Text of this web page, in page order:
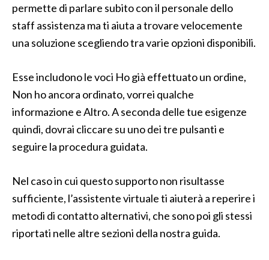
permette di parlare subito con il personale dello
staff assistenza ma ti aiuta a trovare velocemente
una soluzione scegliendo tra varie opzioni disponibili.
Esse includono le voci Ho già effettuato un ordine,
Non ho ancora ordinato, vorrei qualche
informazione e Altro. A seconda delle tue esigenze
quindi, dovrai cliccare su uno dei tre pulsanti e
seguire la procedura guidata.
Nel caso in cui questo supporto non risultasse
sufficiente, l’assistente virtuale ti aiuterà a reperire i
metodi di contatto alternativi, che sono poi gli stessi
riportati nelle altre sezioni della nostra guida.